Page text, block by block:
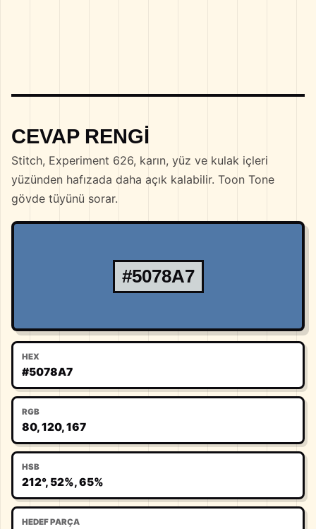
CEVAP RENGI
Stitch, Experiment 626, karın, yüz ve kulak içleri
yüzünden hafızada daha açık kalabilir. Toon Tone
gövde tüyünü sorar.
#5078A7
HEX
#5078A7
RGB
80, 120, 167
HSB
212°, 52%, 65%
HEDEF PARÇA